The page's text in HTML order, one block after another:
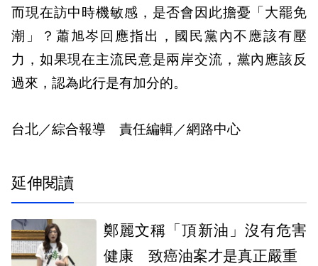
而現在訪中時機敏感，是否會因此擔憂「大罷免
潮」？蕭旭岑回應指出，國民黨內不應該有壓
力，如果現在主流民意是兩岸交流，黨內應該反
過來，認為此行是有加分的。
台北／綜合報導 責任編輯／網路中心
延伸閱讀
鄭麗文稱「頂新油」沒有危害
健康 致癌油案才是真正嚴重